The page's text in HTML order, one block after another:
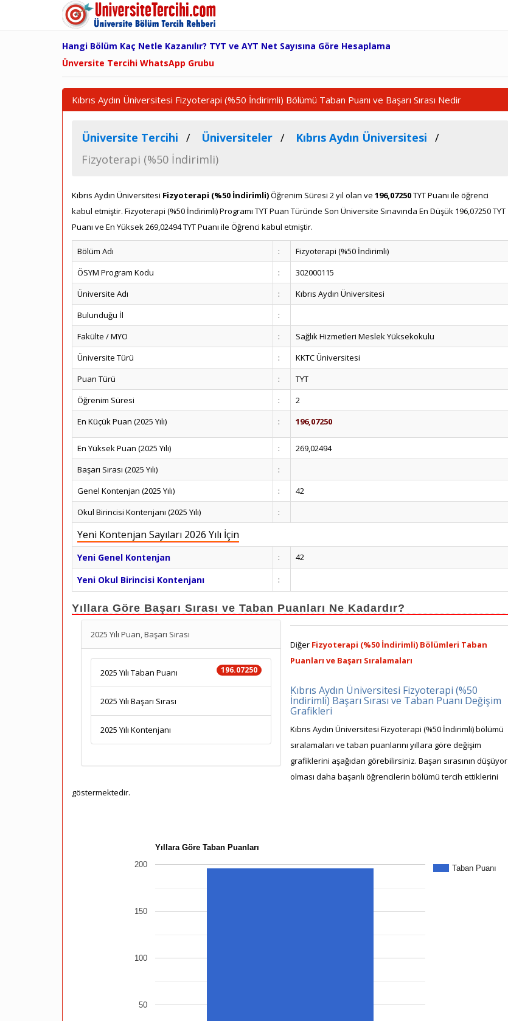
Hangi Bölüm Kaç Netle Kazanılır? TYT ve AYT Net Sayısına Göre Hesaplama
Ünversite Tercihi WhatsApp Grubu
Kıbrıs Aydın Üniversitesi Fizyoterapi (%50 İndirimli) Bölümü Taban Puanı ve Başarı Sırası Nedir
Üniversite Tercihi Üniversiteler
Kıbrıs Aydın Üniversitesi
Fizyoterapi (%50 İndirimli)
Kıbrıs Aydın Üniversitesi Fizyoterapi (%50 İndirimli)Öğrenim Süresi 2 yıl olan ve 196,07250TYT Puanı ile öğrenci
kabul etmiştir. Fizyoterapi (%50 İndirimli) Programı TYT Puan Türünde Son Üniversite Sınavında En Düşük 196,07250 TYT
Puanı ve En Yüksek 269,02494 TYT Puanı ile Öğrenci kabul etmiştir.
Bölüm Adı :
Fizyoterapi (%50 İndirimli)
ÖSYM Program Kodu
:
302000115
Üniversite Adı
:
Kıbrıs Aydın Üniversitesi
Bulunduğu İl
:
Fakülte / MYO
:
Sağlık Hizmetleri Meslek Yüksekokulu
Üniversite Türü
:
KKTC Üniversitesi
Puan Türü
:
TYT
Öğrenim Süresi
:
2
En Küçük Puan (2025 Yılı)
: 196,07250
En Yüksek Puan (2025 Yılı) :
269,02494
Başarı Sırası (2025 Yılı)
:
Genel Kontenjan (2025 Yılı)
:
42
Okul Birincisi Kontenjanı (2025 Yılı)
:
Yeni Kontenjan Sayıları 2026 Yılı İçin
Yeni Genel Kontenjan : 42
Yeni Okul Birincisi Kontenjanı :
Yıllara Göre Başarı Sırası ve Taban Puanları Ne Kadardır?
2025 Yılı Puan, Başarı Sırası
196.07250
2025 Yılı Taban Puanı
2025 Yılı Başarı Sırası
2025 Yılı Kontenjanı
Diğer Fizyoterapi (%50 İndirimli) Bölümleri Taban
Puanları ve Başarı Sıralamaları
Kıbrıs Aydın Üniversitesi Fizyoterapi (%50
İndirimli) Başarı Sırası ve Taban Puanı Değişim
Grafikleri
Kıbrıs Aydın Üniversitesi Fizyoterapi (%50 İndirimli) bölümü
sıralamaları ve taban puanlarını yıllara göre değişim
grafiklerini aşağıdan görebilirsiniz. Başarı sırasının düşüyor
olması daha başarılı öğrencilerin bölümü tercih ettiklerini
göstermektedir.
Yıllara Göre Taban Puanları
Taban Puanı
50
100
150
200